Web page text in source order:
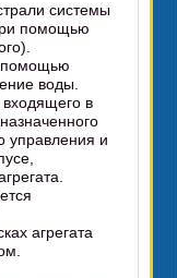
системы
помощью
помощью
воды.
в
управления и
агрегата